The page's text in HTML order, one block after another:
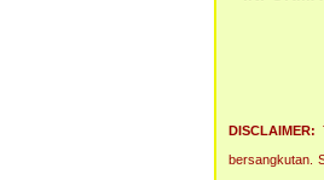
DISCLAIMER:
bersangkutan.